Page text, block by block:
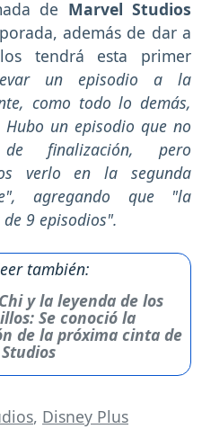
de Marvel Studios
además de dar a
tendrá esta primer
un episodio a la
como todo lo demás,
un episodio que no
finalización, pero
verlo en la segunda
agregando que "la
9 episodios".
también:
y la leyenda de los
Se conoció la
de la próxima cinta de
, Disney Plus